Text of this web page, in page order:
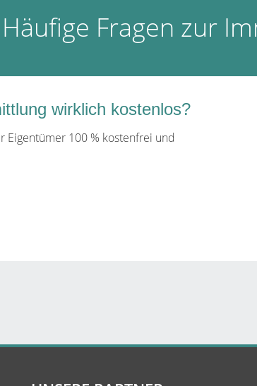
Häufige Fragen zur
wirklich kostenlos?
Eigentümer 100 % kostenfrei und